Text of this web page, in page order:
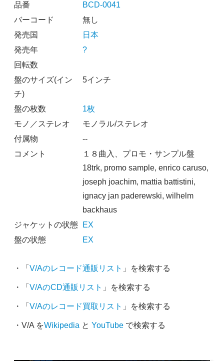
品番
BCD-0041
バーコード
無し
発売国
日本
発売年
?
回転数
盤のサイズ(イン
チ)
5インチ
盤の枚数
1枚
モノ／ステレオ
モノラル/ステレオ
付属物
--
コメント
１８曲入、プロモ・サンプル盤
18trk, promo sample, enrico caruso,
joseph joachim, mattia battistini,
ignacy jan paderewski, wilhelm
backhaus
ジャケットの状態
EX
盤の状態
EX
・「 V/Aのレコード通販リスト 」を検索する
・「 V/AのCD通販リスト 」を検索する
・「 V/Aのレコード買取リスト 」を検索する
・V/A をWikipedia と YouTubeで検索する